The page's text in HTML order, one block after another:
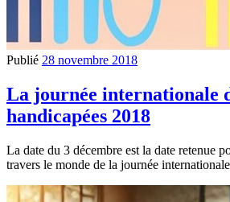
Publié 28 novembre 2018
La journée internationale
handicapées 2018
La date du 3 décembre est la date retenue
travers le monde de la journée